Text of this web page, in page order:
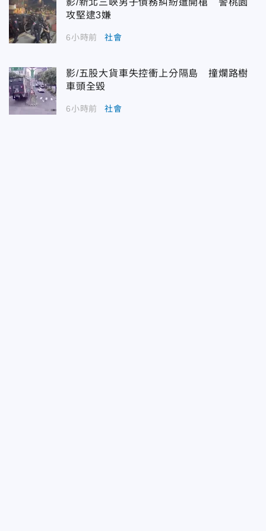
攻堅逮3嫌
6小時前 社會
影/五股大貨車失控衝上分隔島 撞爛路樹
車頭全毀
6小時前 社會